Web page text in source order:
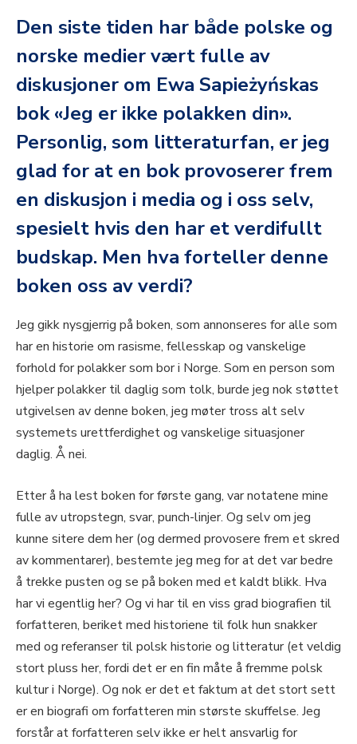
Den siste tiden har både polske og
norske medier vært fulle av
diskusjoner om Ewa Sapieżyńskas
bok «Jeg er ikke polakken din».
Personlig, som litteraturfan, er jeg
glad for at en bok provoserer frem
en diskusjon i media og i oss selv,
spesielt hvis den har et verdifullt
budskap. Men hva forteller denne
boken oss av verdi?
Jeg gikk nysgjerrig på boken, som annonseres for alle som
har en historie om rasisme, fellesskap og vanskelige
forhold for polakker som bor i Norge. Som en person som
hjelper polakker til daglig som tolk, burde jeg nok støttet
utgivelsen av denne boken, jeg møter tross alt selv
systemets urettferdighet og vanskelige situasjoner
daglig. Å nei.
Etter å ha lest boken for første gang, var notatene mine
fulle av utropstegn, svar, punch-linjer. Og selv om jeg
kunne sitere dem her (og dermed provosere frem et skred
av kommentarer), bestemte jeg meg for at det var bedre
å trekke pusten og se på boken med et kaldt blikk. Hva
har vi egentlig her? Og vi har til en viss grad biografien til
forfatteren, beriket med historiene til folk hun snakker
med og referanser til polsk historie og litteratur (et veldig
stort pluss her, fordi det er en fin måte å fremme polsk
kultur i Norge). Og nok er det et faktum at det stort sett
er en biografi om forfatteren min største skuffelse. Jeg
forstår at forfatteren selv ikke er helt ansvarlig for